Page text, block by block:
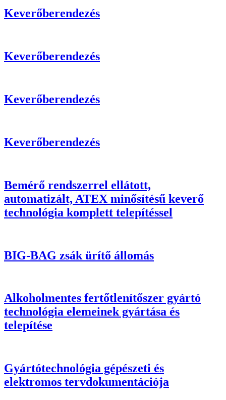
Keverőberendezés
Keverőberendezés
Keverőberendezés
Keverőberendezés
Bemérő rendszerrel ellátott,
automatizált, ATEX minősítésű keverő
technológia komplett telepítéssel
BIG-BAG zsák ürítő állomás
Alkoholmentes fertőtlenítőszer gyártó
technológia elemeinek gyártása és
telepítése
Gyártótechnológia gépészeti és
elektromos tervdokumentációja